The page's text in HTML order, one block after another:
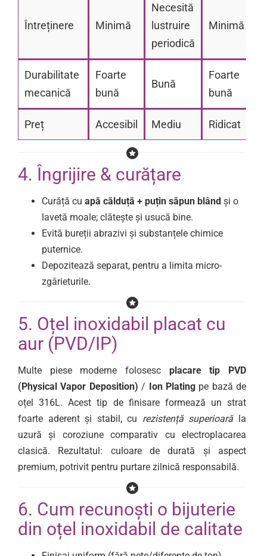
Întreținere Minimă
Necesită
lustruire
periodică
Minimă
Durabilitate
mecanică
Foarte
bună
Bună
Foarte
bună
Preț Accesibil Mediu Ridicat
4. Îngrijire & curățare
Curăță cu apă călduță + puțin săpun blând și o
lavetă moale; clătește și usucă bine.
Evită bureții abrazivi și substanțele chimice
puternice.
Depozitează separat, pentru a limita micro-
zgârieturile.
5. Oțel inoxidabil placat cu
aur (PVD/IP)
Multe piese moderne folosesc placare tip PVD
(Physical Vapor Deposition) / Ion Platingpe bază de
oțel 316L. Acest tip de finisare formează un strat
foarte aderent și stabil, cu rezistență superioarăla
uzură și coroziune comparativ cu electroplacarea
clasică. Rezultatul: culoare de durată și aspect
premium, potrivit pentru purtare zilnică responsabilă.
6. Cum recunoști o bijuterie
din oțel inoxidabil de calitate